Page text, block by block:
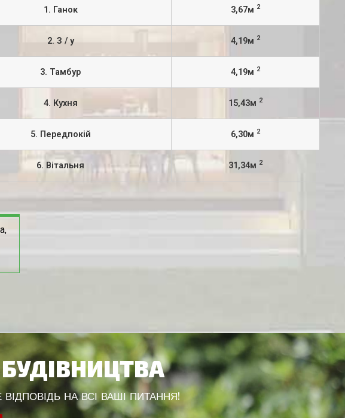
1. Ганок 3,67м 2
2. З / у 4,19м 2
3. Тамбур 4,19м 2
4. Кухня 15,43м 2
5. Передпокій 6,30м 2
6. Вітальня 31,34м 2
НА ВСІ ВАШІ ПИТАННЯ!